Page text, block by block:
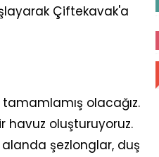
Çiftekavak'a
olacağız.
havuz oluşturuyoruz.
alanda şezlonglar, duş